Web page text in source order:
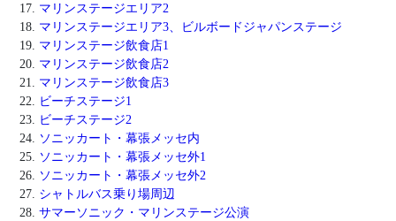
マリンステージエリア2
マリンステージエリア3、ビルボードジャパンステージ
マリンステージ飲食店1
マリンステージ飲食店2
マリンステージ飲食店3
ビーチステージ1
ビーチステージ2
ソニッカート・幕張メッセ内
ソニッカート・幕張メッセ外1
ソニッカート・幕張メッセ外2
シャトルバス乗り場周辺
サマーソニック・マリンステージ公演